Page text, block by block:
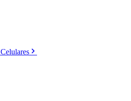
Celulares